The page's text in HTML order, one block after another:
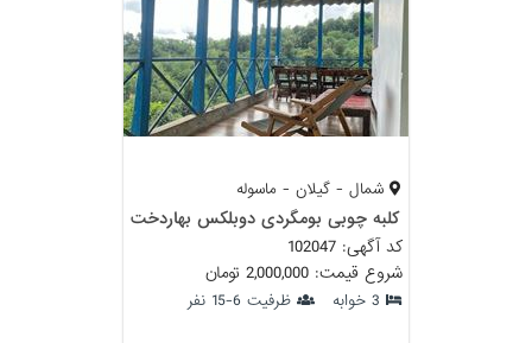
شمال - گیلان - ماسوله
کلبه چوبی بومگردی دوبلکس بهاردخت
کد آگهی: 102047
شروع قیمت: 2,000,000 تومان
3 خوابه ظرفیت 6-15 نفر